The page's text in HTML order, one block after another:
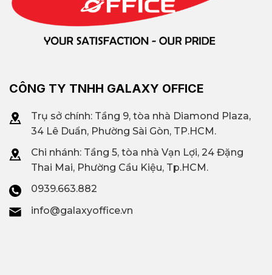
CÔNG TY TNHH GALAXY OFFICE
Trụ sở chính: Tầng 9, tòa nhà Diamond Plaza,
34 Lê Duẩn, Phường Sài Gòn, TP.HCM.
Chi nhánh: Tầng 5, tòa nhà Vạn Lợi, 24 Đặng
Thai Mai, Phường Cầu Kiệu, Tp.HCM.
0939.663.882
info@galaxyoffice.vn